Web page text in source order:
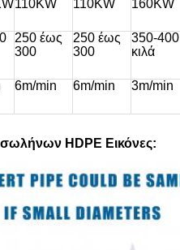
110KW 110KW 160KW
250 έως
300
250 έως
300
350-400
κιλά
6m/min 6m/min 3m/min
HDPE Εικόνες: